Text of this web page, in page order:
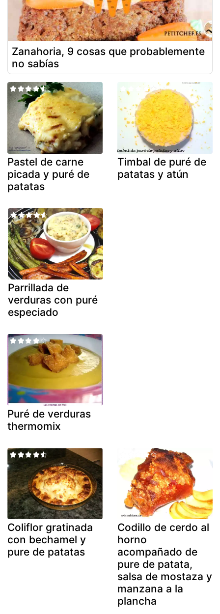
Zanahoria, 9 cosas que probablemente
no sabías
Pastel de carne
picada y puré de
patatas
Timbal de puré de
patatas y atún
Parrillada de
verduras con puré
especiado
Puré de verduras
thermomix
Coliflor gratinada
con bechamel y
pure de patatas
Codillo de cerdo al
horno
acompañado de
pure de patata,
salsa de mostaza y
manzana a la
plancha